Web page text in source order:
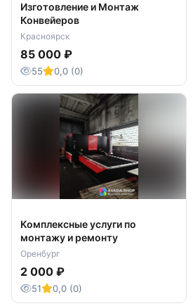
Изготовление и Монтаж
Конвейеров
Красноярск
85 000 ₽
55 0,0 (0)
Комплексные услуги по
монтажу и ремонту
Оренбург
2 000 ₽
51 0,0 (0)